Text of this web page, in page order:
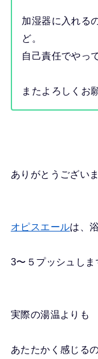
加湿器に入れる
ど。
自己責任でやっ
またよろしくお
ありがとうござい
オピスエールは、
3〜５プッシュしま
実際の湯温よりも
あたたかく感じる